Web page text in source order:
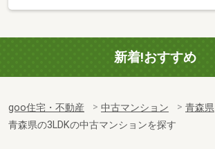
新着!おすすめ
goo住宅・不動産 中古マンション
青森県
青森県の3LDKの中古マンションを探す